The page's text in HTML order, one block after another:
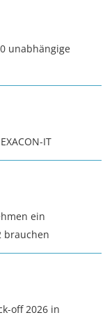
unabhängige
IT
ein
brauchen
off 2026 in